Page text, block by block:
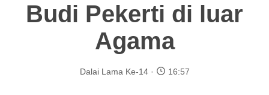
Budi Pekerti di luar
Agama
Dalai Lama Ke-14 16:57